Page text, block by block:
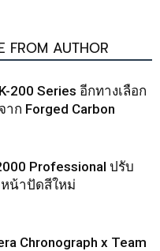
FROM AUTHOR
200 Series อีกทางเลือก
ก Forged Carbon
Professional ปรับ
น้าปัดสีใหม่
Chronograph x Team